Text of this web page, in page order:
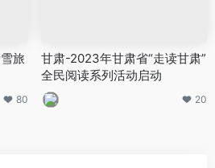
旅
80
甘肃-2023年甘肃省“走读甘肃”
全民阅读系列活动启动
20